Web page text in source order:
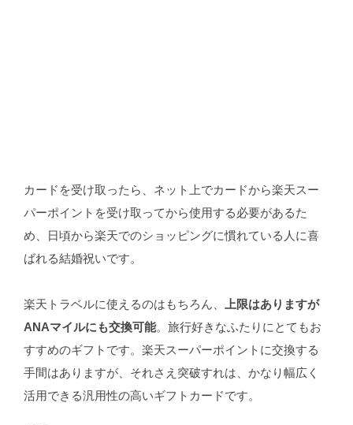
カードを受け取ったら、ネット上でカードから楽天スー
パーポイントを受け取ってから使用する必要があるた
め、日頃から楽天でのショッピングに慣れている人に喜
ばれる結婚祝いです。
楽天トラベルに使えるのはもちろん、
上限はありますが
ANAマイルにも交換可能。旅行好きなふたりにとてもお
すすめのギフトです。楽天スーパーポイントに交換する
手間はありますが、それさえ突破すれは、かなり幅広く
活用できる汎用性の高いギフトカードです。